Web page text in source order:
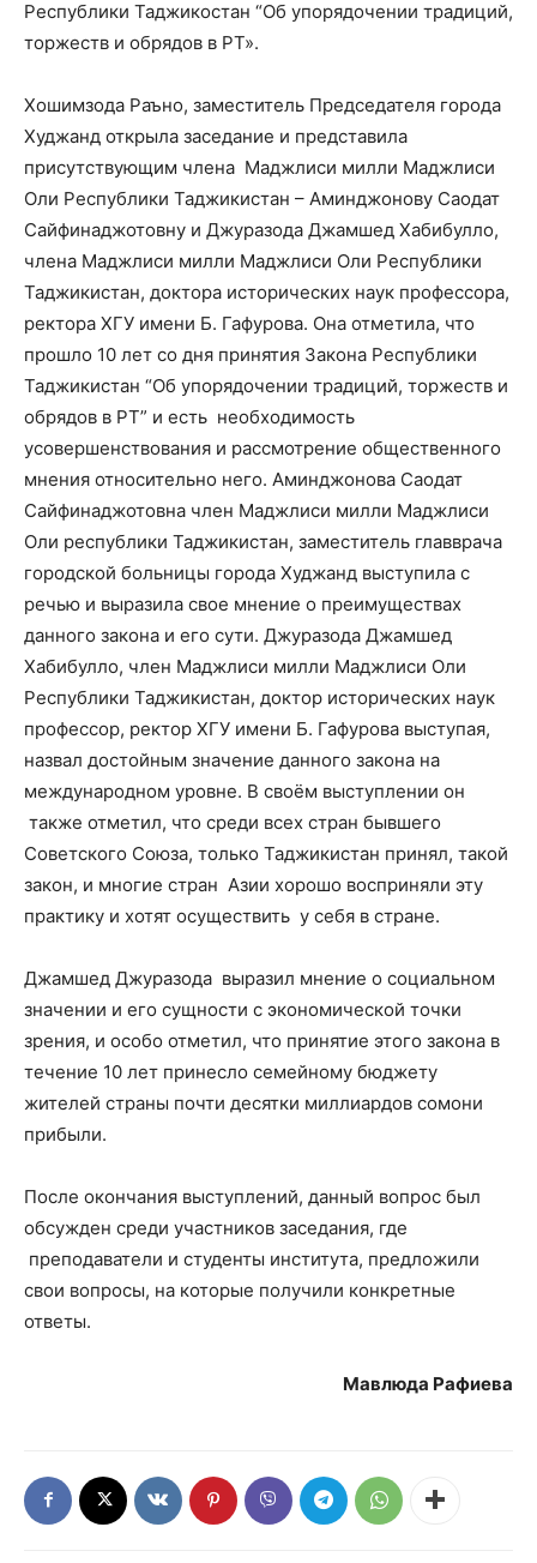
Республики Таджикостан “Об упорядочении традиций,
торжеств и обрядов в РТ».
Хошимзода Раъно, заместитель Председателя города
Худжанд открыла заседание и представила
присутствующим члена Маджлиси милли Маджлиси
Оли Республики Таджикистан – Аминджонову Саодат
Сайфинаджотовну и Джуразода Джамшед Хабибулло,
члена Маджлиси милли Маджлиси Оли Республики
Таджикистан, доктора исторических наук профессора,
ректора ХГУ имени Б. Гафурова. Она отметила, что
прошло 10 лет со дня принятия Закона Республики
Таджикистан “Об упорядочении традиций, торжеств и
обрядов в РТ” и есть необходимость
усовершенствования и рассмотрение общественного
мнения относительно него. Аминджонова Саодат
Сайфинаджотовна член Маджлиси милли Маджлиси
Оли республики Таджикистан, заместитель главврача
городской больницы города Худжанд выступила с
речью и выразила свое мнение о преимуществах
данного закона и его сути. Джуразода Джамшед
Хабибулло, член Маджлиси милли Маджлиси Оли
Республики Таджикистан, доктор исторических наук
профессор, ректор ХГУ имени Б. Гафурова выступая,
назвал достойным значение данного закона на
международном уровне. В своём выступлении он
также отметил, что среди всех стран бывшего
Советского Союза, только Таджикистан принял, такой
закон, и многие стран Азии хорошо восприняли эту
практику и хотят осуществить у себя в стране.
Джамшед Джуразода выразил мнение о социальном
значении и его сущности с экономической точки
зрения, и особо отметил, что принятие этого закона в
течение 10 лет принесло семейному бюджету
жителей страны почти десятки миллиардов сомони
прибыли.
После окончания выступлений, данный вопрос был
обсужден среди участников заседания, где
преподаватели и студенты института, предложили
свои вопросы, на которые получили конкретные
ответы.
Мавлюда Рафиева